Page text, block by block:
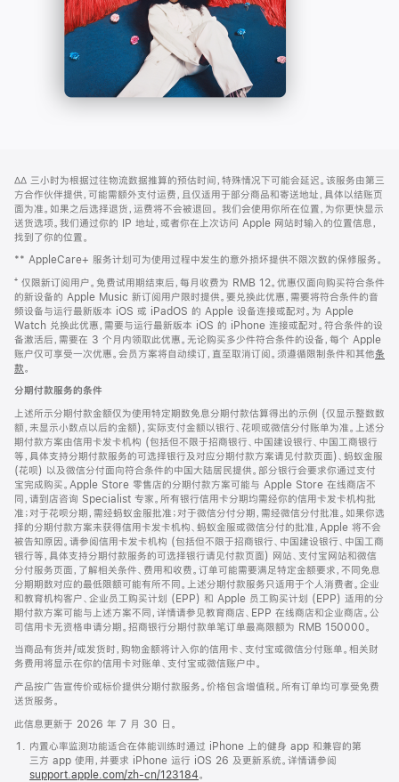
页
页
脚
注
∆∆ 三小时为根据过往物流数据推算的预估时间，特殊情况下可能会延迟。该服务由第三
方合作伙伴提供，可能需额外支付运费，且仅适用于部分商品和寄送地址，具体以结账页
面为准。如果之后选择退货，运费将不会被退回。 我们会使用你所在位置，为你更快显示
送货选项。我们通过你的 IP 地址，或者你在上次访问 Apple 网站时输入的位置信息，
找到了你的位置。
** AppleCare+ 服务计划可为使用过程中发生的意外损坏提供不限次数的保修服务。
⁺ 仅限新订阅用户。免费试用期结束后，每月收费为 RMB 12。优惠仅面向购买符合条件
的新设备的 Apple Music 新订阅用户限时提供。要兑换此优惠，需要将符合条件的音
频设备与运行最新版本 iOS 或 iPadOS 的 Apple 设备连接或配对。为 Apple
Watch 兑换此优惠，需要与运行最新版本 iOS 的 iPhone 连接或配对。符合条件的设
备激活后，需要在 3 个月内领取此优惠。无论购买多少件符合条件的设备，每个 Apple
账户仅可享受一次优惠。会员方案将自动续订，直至取消订阅。须遵循限制条件和其他条
款。
窗
口
中
打
开)
分期付款服务的条件
上述所示分期付款金额仅为使用特定期数免息分期付款估算得出的示例 (仅显示整数数
额，未显示小数点以后的金额)，实际支付金额以银行、花呗或微信分付账单为准。上述分
期付款方案由信用卡发卡机构 (包括但不限于招商银行、中国建设银行、中国工商银行
等，具体支持分期付款服务的可选择银行及对应分期付款方案请见付款页面)、蚂蚁金服
(花呗) 以及微信分付面向符合条件的中国大陆居民提供。部分银行会要求你通过支付
宝完成购买。Apple Store 零售店的分期付款方案可能与 Apple Store 在线商店不
同，请到店咨询 Specialist 专家。所有银行信用卡分期均需经你的信用卡发卡机构批
准；对于花呗分期，需经蚂蚁金服批准；对于微信分付分期，需经微信分付批准。如果你选
择的分期付款方案未获得信用卡发卡机构、蚂蚁金服或微信分付的批准，Apple 将不会
被告知原因。请参阅信用卡发卡机构 (包括但不限于招商银行、中国建设银行、中国工商
银行等，具体支持分期付款服务的可选择银行请见付款页面) 网站、支付宝网站和微信
分付服务页面，了解相关条件、费用和收费。订单可能需要满足特定金额要求，不同免息
分期期数对应的最低限额可能有所不同。上述分期付款服务只适用于个人消费者。企业
和教育机构客户、企业员工购买计划 (EPP) 和 Apple 员工购买计划 (EPP) 适用的分
期付款方案可能与上述方案不同，详情请参见教育商店、EPP 在线商店和企业商店。公
司信用卡无资格申请分期。招商银行分期付款单笔订单最高限额为 RMB 150000。
当商品有货并/或发货时，购物金额将计入你的信用卡、支付宝或微信分付账单。相关财
务费用将显示在你的信用卡对账单、支付宝或微信账户中。
产品按广告宣传价或标价提供分期付款服务。价格包含增值税。所有订单均可享受免费
送货服务。
此信息更新于 2026 年 7 月 30 日。
内置心率监测功能适合在体能训练时通过 iPhone 上的健身 app 和兼容的第
三方 app 使用，并要求 iPhone 运行 iOS 26 及更新系统。详情请参阅
support.apple.com/zh-cn/123184。